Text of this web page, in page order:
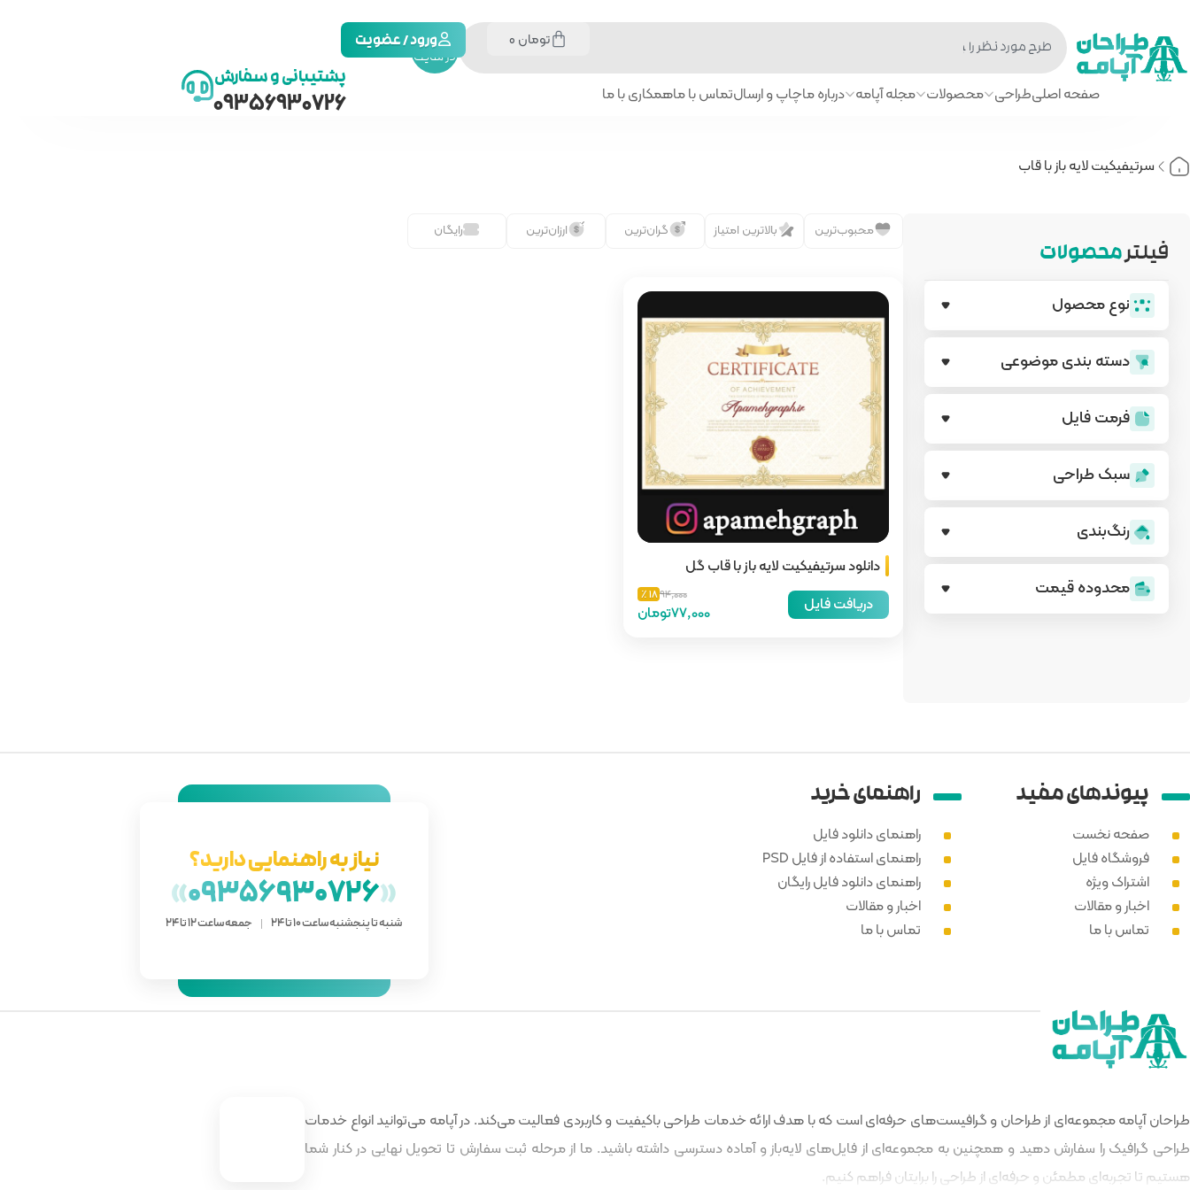
جستجو
در سایت
تومان ورود / عضویت
صفحه اصلیطراحی محصولات مجله آپامه درباره ماچاپ و ارسالتماس با ماهمکاری با ما
پشتیبانی و سفارش
09356930726
سرتیفیکیت لایه باز با قاب
فیلترمحصولات
نوع محصول
دسته بندی‌ موضوعی
فرمت فایل
سبک طراحی
رنگ‌بندی
محدوده قیمت
محبوب‌ترین بالاترین امتیاز گران‌ترین ارزان‌ترین رایگان
دانلود سرتیفیکیت لایه باز با قاب گل
دریافت فایل
94,00018 ٪
77,000تومان
پیوند‌های مفید
صفحه نخست
فروشگاه فایل
اشتراک ویژه
اخبار و مقالات
تماس با ما
راهنمای خرید
راهنمای دانلود فایل
راهنمای استفاده از فایل PSD
راهنمای دانلود فایل رایگان
اخبار و مقالات
تماس با ما
نیاز به راهنمایی دارید؟
«
09356930726
»
شنبه تا پنجشنبه ساعت 10 تا 24 جمعه ساعت 12 تا 24
طراحان آپامه مجموعه‌ای از طراحان و گرافیست‌های حرفه‌ای است که با هدف ارائه خدمات طراحی باکیفیت و کاربردی فعالیت می‌کند. در آپامه می‌توانید انواع خدمات
طراحی گرافیک را سفارش دهید و همچنین به مجموعه‌ای از فایل‌های لایه‌باز و آماده دسترسی داشته باشید. ما از مرحله ثبت سفارش تا تحویل نهایی در کنار شما
هستیم تا تجربه‌ای مطمئن و حرفه‌ای از طراحی را برایتان فراهم کنیم.